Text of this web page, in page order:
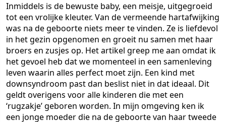
Inmiddels is de bewuste baby, een meisje, uitgegroeid
tot een vrolijke kleuter. Van de vermeende hartafwijking
was na de geboorte niets meer te vinden. Ze is liefdevol
in het gezin opgenomen en groeit nu samen met haar
broers en zusjes op. Het artikel greep me aan omdat ik
het gevoel heb dat we momenteel in een samenleving
leven waarin alles perfect moet zijn. Een kind met
downsyndroom past dan beslist niet in dat ideaal. Dit
geldt overigens voor alle kinderen die met een
‘rugzakje’ geboren worden. In mijn omgeving ken ik
een jonge moeder die na de geboorte van haar tweede